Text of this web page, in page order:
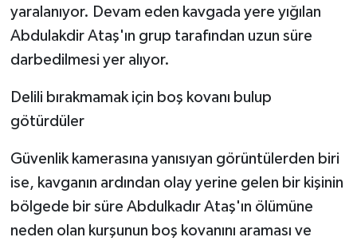
yaralanıyor. Devam eden kavgada yere yığılan
Abdulakdir Ataş'ın grup tarafından uzun süre
darbedilmesi yer alıyor.
Delili bırakmamak için boş kovanı bulup
götürdüler
Güvenlik kamerasına yanısıyan görüntülerden biri
ise, kavganın ardından olay yerine gelen bir kişinin
bölgede bir süre Abdulkadır Ataş'ın ölümüne
neden olan kurşunun boş kovanını araması ve
YAŞAM
Yerel Haberler